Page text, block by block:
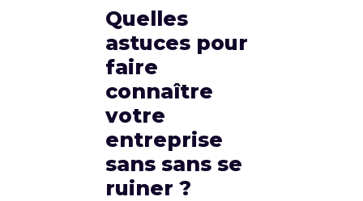
Quelles
astuces pour
faire
connaître
votre
entreprise
sans sans se
ruiner ?